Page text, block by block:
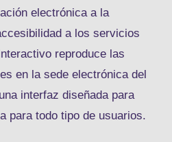
electrónica a la
a los servicios
reproduce las
en la sede electrónica del
interfaz diseñada para
para todo tipo de usuarios.